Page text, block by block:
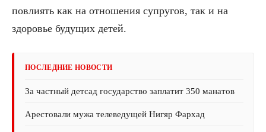
повлиять как на отношения супругов, так и на
здоровье будущих детей.
ПОСЛЕДНИЕ НОВОСТИ
За частный детсад государство заплатит 350 манатов
Арестовали мужа телеведущей Нигяр Фархад